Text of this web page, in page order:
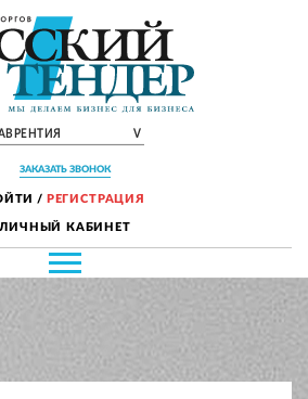
V
ЗАКАЗАТЬ ЗВОНОК
/ РЕГИСТРАЦИЯ
ЛИЧНЫЙ КАБИНЕТ